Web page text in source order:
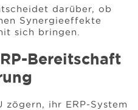
darüber, ob
Synergieeffekte
sich bringen.
Bereitschaft
ihr ERP-System